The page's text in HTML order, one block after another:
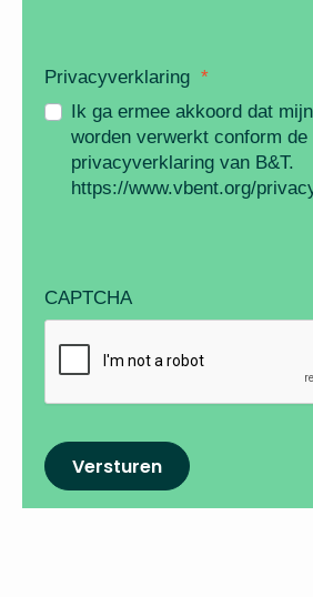
Privacyverklaring *
Ik ga ermee akkoord dat
worden verwerkt conform de
privacyverklaring van B&T.
https://www.vbent.org/
CAPTCHA
Versturen